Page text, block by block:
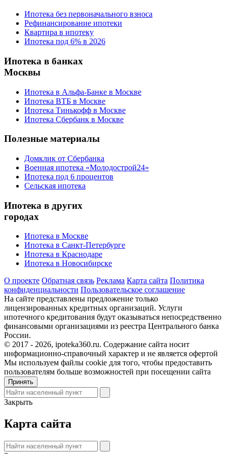
Ипотека без первоначального взноса
Рефинансирование ипотеки
Квартира в ипотеку
Ипотека под 6% в 2026
Ипотека в банках
Москвы
Ипотека в Альфа-Банке в Москве
Ипотека ВТБ в Москве
Ипотека Тинькофф в Москве
Ипотека Сбербанк в Москве
Полезные материалы
Домклик от Сбербанка
Военная ипотека «Молодострой24»
Ипотека под 6 процентов
Сельская ипотека
Ипотека в других
городах
Ипотека в Москве
Ипотека в Санкт-Петербурге
Ипотека в Краснодаре
Ипотека в Новосибирске
О проекте Обратная связь Реклама Карта сайта Политика
конфиденциальности Пользовательское соглашение
На сайте представлены предложение только
лицензированных кредитных организаций. Услуги
ипотечного кредитования будут оказываться непосредственно
финансовыми организациями из реестра Центрального банка
России.
© 2017 - 2026, ipoteka360.ru. Содержание сайта носит
информационно-справочный характер и не является офертой
Мы используем файлы cookie для того, чтобы предоставить
пользователям больше возможностей при посещении сайта
Принять
Закрыть
Карта сайта